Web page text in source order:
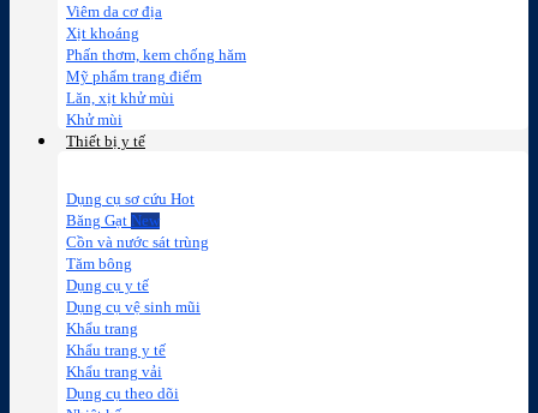
Viêm da cơ địa
Xịt khoáng
Phấn thơm, kem chống hăm
Mỹ phẩm trang điểm
Lăn, xịt khử mùi
Khử mùi
Thiết bị y tế
Dụng cụ sơ cứu
Băng Gạt
Cồn và nước sát trùng
Tăm bông
Dụng cụ y tế
Dụng cụ vệ sinh mũi
Khẩu trang
Khẩu trang y tế
Khẩu trang vải
Dụng cụ theo dõi